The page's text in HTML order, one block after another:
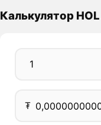
Калькулятор HOL
₮